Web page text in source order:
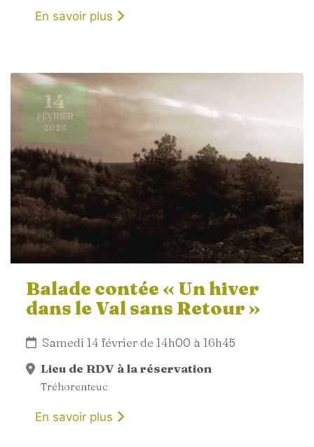
En savoir plus
14
FÉVRIER
2026
Balade contée « Un hiver
dans le Val sans Retour »
Samedi 14 février de 14h00 à 16h45
Lieu de RDV à la réservation
Tréhorenteuc
En savoir plus